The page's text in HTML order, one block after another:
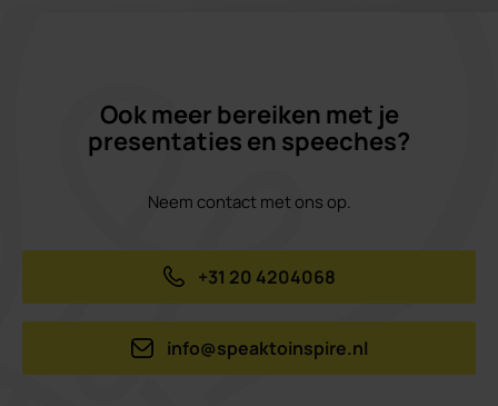
Ook meer bereiken met je
presentaties en speeches?
Neem contact met ons op.
+31 20 4204068
info@speaktoinspire.nl